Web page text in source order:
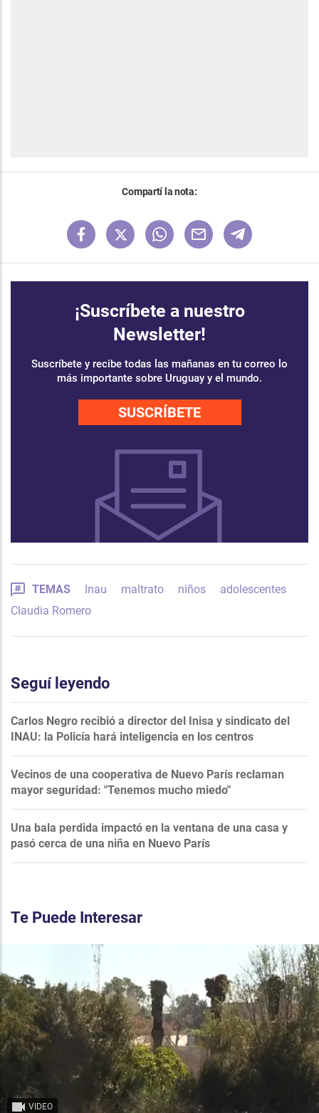
Compartí la nota:
¡Suscríbete a nuestro
Newsletter!
Suscríbete y recibe todas las mañanas en tu correo lo
más importante sobre Uruguay y el mundo.
SUSCRÍBETE
TEMAS Inau maltrato niños
adolescentes
Claudia Romero
Seguí leyendo
Carlos Negro recibió a director del Inisa y sindicato del
INAU: la Policía hará inteligencia en los centros
Vecinos de una cooperativa de Nuevo París reclaman
mayor seguridad: "Tenemos mucho miedo"
Una bala perdida impactó en la ventana de una casa y
pasó cerca de una niña en Nuevo París
Te Puede Interesar
VIDEO